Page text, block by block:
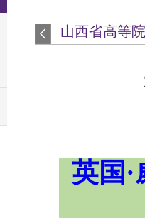
山西省高等
英国